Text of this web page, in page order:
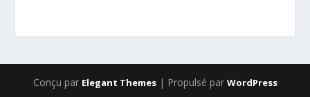
Conçu par Elegant Themes| Propulsé par WordPress